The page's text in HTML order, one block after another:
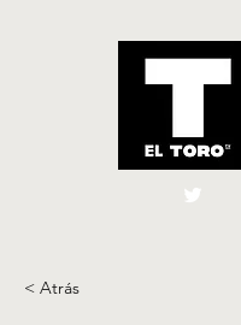
El Toro España
< Atrás